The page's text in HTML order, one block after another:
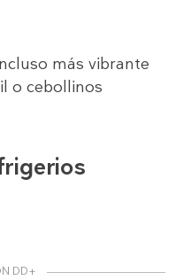
más vibrante
o cebollinos
DD+